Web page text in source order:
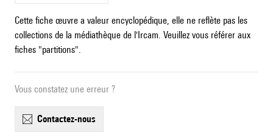
Cette fiche œuvre a valeur encyclopédique, elle ne reflète pas les
collections de la médiathèque de l'Ircam. Veuillez vous référer aux
fiches "partitions".
Vous constatez une erreur ?
contactez-nous